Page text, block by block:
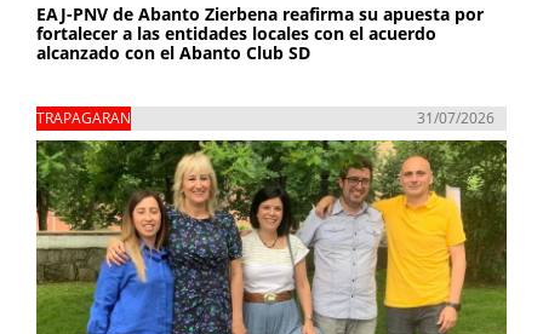
EAJ-PNV de Abanto Zierbena reafirma su apuesta por
fortalecer a las entidades locales con el acuerdo
alcanzado con el Abanto Club SD
TRAPAGARAN 31/07/2026